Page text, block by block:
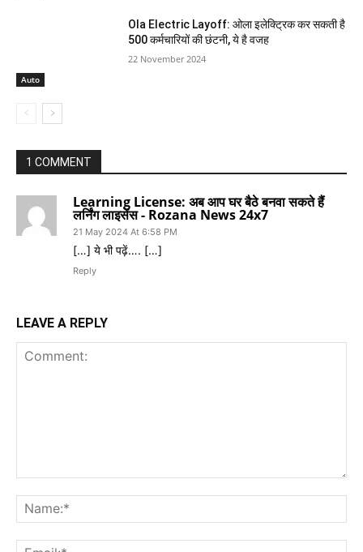
Auto
Ola Electric Layoff: ओला इलेक्ट्रिक कर सकती है
500 कर्मचारियों की छंटनी, ये है वजह
22 November 2024
1 COMMENT
Learning License: अब आप घर बैठे बनवा सकते हैं
लर्निंग लाइसेंस - Rozana News 24x7
21 May 2024 At 6:58 PM
[…] ये भी पढ़ें…. […]
Reply
LEAVE A REPLY